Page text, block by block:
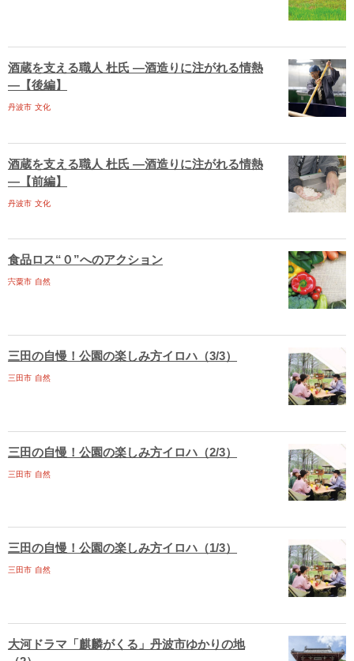
酒蔵を支える職人 杜氏 ―酒造りに注がれる情熱
―【後編】
丹波市 文化
酒蔵を支える職人 杜氏 ―酒造りに注がれる情熱
―【前編】
丹波市 文化
食品ロス“０”へのアクション
宍粟市 自然
三田の自慢！公園の楽しみ方イロハ（3/3）
三田市 自然
三田の自慢！公園の楽しみ方イロハ（2/3）
三田市 自然
三田の自慢！公園の楽しみ方イロハ（1/3）
三田市 自然
大河ドラマ「麒麟がくる」丹波市ゆかりの地